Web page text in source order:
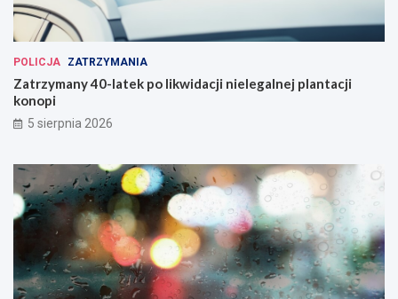
POLICJA ZATRZYMANIA
Zatrzymany 40-latek po likwidacji nielegalnej plantacji
konopi
5 sierpnia 2026